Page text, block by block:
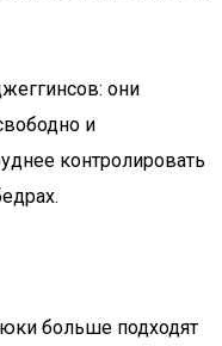
они
и
контролировать
больше подходят